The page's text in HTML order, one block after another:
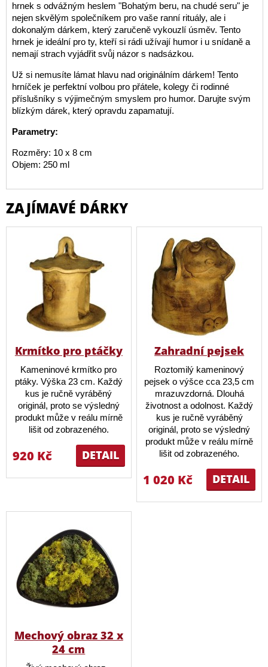
hrnek s odvážným heslem "Bohatým beru, na chudé seru" je
nejen skvělým společníkem pro vaše ranní rituály, ale i
dokonalým dárkem, který zaručeně vykouzlí úsměv. Tento
hrnek je ideální pro ty, kteří si rádi užívají humor i u snídaně a
nemají strach vyjádřit svůj názor s nadsázkou.
Už si nemusíte lámat hlavu nad originálním dárkem! Tento
hrníček je perfektní volbou pro přátele, kolegy či rodinné
příslušníky s výjimečným smyslem pro humor. Darujte svým
blízkým dárek, který opravdu zapamatují.
Parametry:
Rozměry: 10 x 8 cm
Objem: 250 ml
ZAJÍMAVÉ DÁRKY
Krmítko pro ptáčky
Kameninové krmítko pro
ptáky. Výška 23 cm. Každý
kus je ručně vyráběný
originál, proto se výsledný
produkt může v reálu mírně
lišit od zobrazeného.
DETAIL
920 Kč
Zahradní pejsek
Roztomilý kameninový
pejsek o výšce cca 23,5 cm
mrazuvzdorná. Dlouhá
životnost a odolnost. Každý
kus je ručně vyráběný
originál, proto se výsledný
produkt může v reálu mírně
lišit od zobrazeného.
DETAIL
1 020 Kč
Mechový obraz 32 x
24 cm